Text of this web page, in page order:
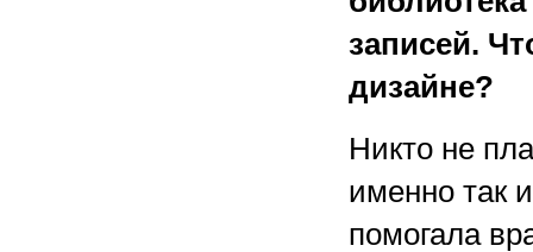
записей.
дизайне?
Никто не
именно так
помогала